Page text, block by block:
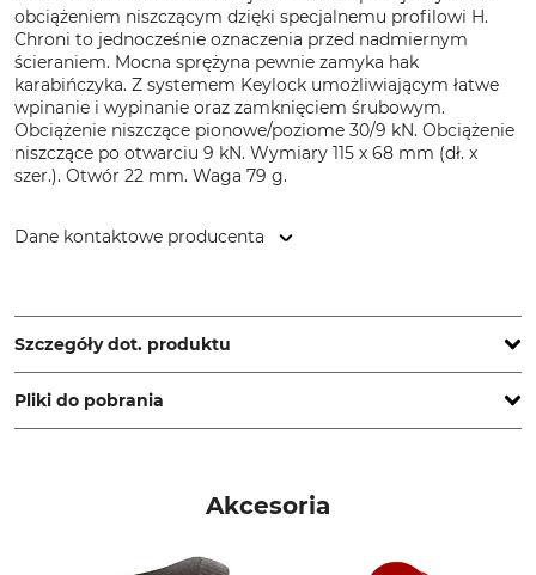
obciążeniem niszczącym dzięki specjalnemu profilowi H.
Chroni to jednocześnie oznaczenia przed nadmiernym
ścieraniem. Mocna sprężyna pewnie zamyka hak
karabińczyka. Z systemem Keylock umożliwiającym łatwe
wpinanie i wypinanie oraz zamknięciem śrubowym.
Obciążenie niszczące pionowe/poziome 30/9 kN. Obciążenie
niszczące po otwarciu 9 kN. Wymiary 115 x 68 mm (dł. x
szer.). Otwór 22 mm. Waga 79 g.
Dane kontaktowe producenta
www.grube.de
Szczegóły dot. produktu
Norma
EN 362
pionowe
Obciążenie niszczące po
Pliki do pobrania
Akcesoria